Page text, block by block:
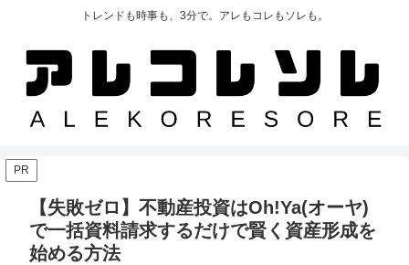
トレンドも時事も、3分で。アレもコレもソレも。
PR
【失敗ゼロ】不動産投資はOh!Ya(オーヤ)
で一括資料請求するだけで賢く資産形成を
始める方法